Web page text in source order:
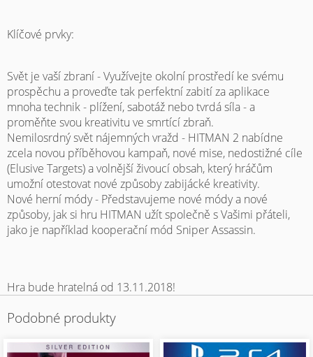
Klíčové prvky:
Svět je vaší zbraní - Využívejte okolní prostředí ke svému
prospěchu a proveďte tak perfektní zabití za aplikace
mnoha technik - plížení, sabotáž nebo tvrdá síla - a
proměňte svou kreativitu ve smrtící zbraň.
Nemilosrdný svět nájemných vražd - HITMAN 2 nabídne
zcela novou příběhovou kampaň, nové mise, nedostižné cíle
(Elusive Targets) a volnější živoucí obsah, který hráčům
umožní otestovat nové způsoby zabijácké kreativity.
Nové herní módy - Představujeme nové módy a nové
způsoby, jak si hru HITMAN užít společně s Vašimi přáteli,
jako je například kooperační mód Sniper Assassin.
Hra bude hratelná od 13.11.2018!
Podobné produkty